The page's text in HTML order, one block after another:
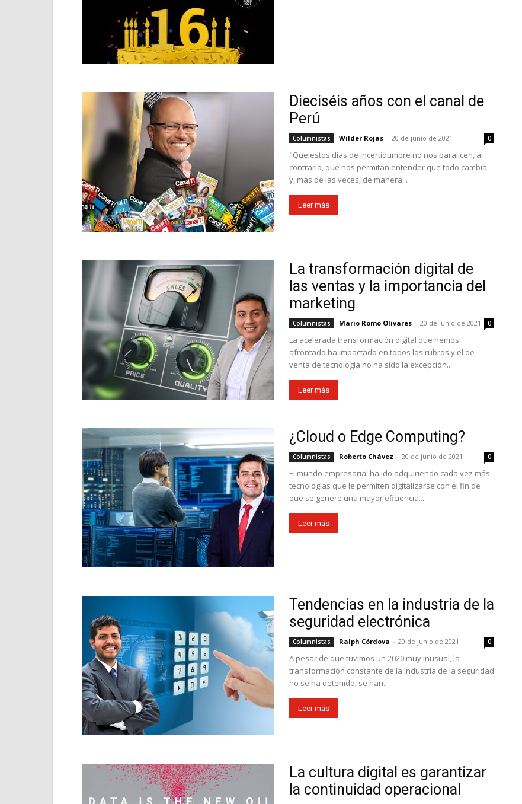
Dieciséis años con el canal de
Perú
Columnistas Wilder Rojas - 20 de junio de 2021 0
"Que estos días de incertidumbre no nos paralicen, al
contrario, que nos permitan entender que todo cambia
y, más de las veces, de manera...
Leer más
La transformación digital de
las ventas y la importancia del
marketing
Columnistas Mario Romo Olivares - 20 de junio de 2021 0
La acelerada transformación digital que hemos
afrontado ha impactado en todos los rubros y el de
venta de tecnología no ha sido la excepción....
Leer más
¿Cloud o Edge Computing?
Columnistas Roberto Chávez - 20 de junio de 2021 0
El mundo empresarial ha ido adquiriendo cada vez más
tecnologías que le permiten digitalizarse con el fin de
que se genere una mayor eficiencia...
Leer más
Tendencias en la industria de la
seguridad electrónica
Columnistas Ralph Córdova - 20 de junio de 2021 0
A pesar de que tuvimos un 2020 muy inusual, la
transformación constante de la industria de la seguridad
no se ha detenido, se han...
Leer más
La cultura digital es garantizar
la continuidad operacional